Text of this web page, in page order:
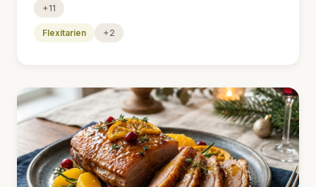
+11
Flexitarien +2